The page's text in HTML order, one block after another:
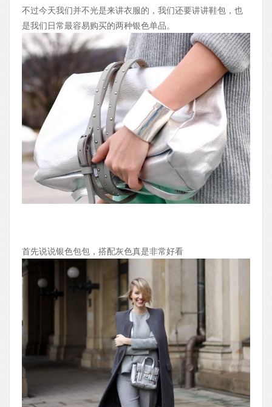
不过今天我们并不光是来讲衣服的，我们还要讲讲鞋包，也
是我们日常最容易购买的两种银色单品。
首先说说银色包包，搭配灰色真是非常好看